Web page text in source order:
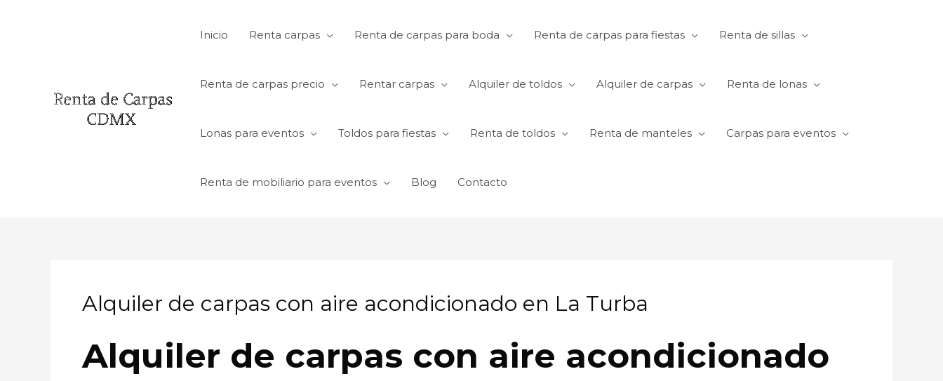
Inicio Renta carpas Renta de carpas para boda Renta de carpas para fiestas Renta de sillas
Renta de carpas precio Rentar carpas Alquiler de toldos Alquiler de carpas Renta de lonas
Lonas para eventos Toldos para fiestas Renta de toldos Renta de manteles Carpas para eventos
Renta de mobiliario para eventos Blog Contacto
Alquiler de carpas con aire acondicionado en La Turba
Alquiler de carpas con aire acondicionado